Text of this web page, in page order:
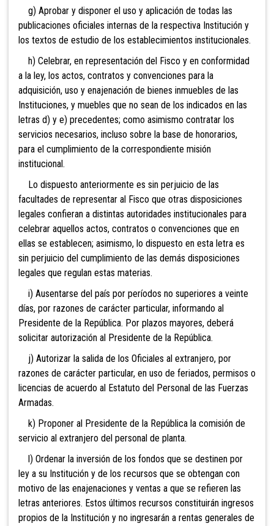
g) Aprobar y disponer el uso y aplicación de todas las
publicaciones oficiales internas de la respectiva Institución y
los textos de estudio de los establecimientos institucionales.
h) Celebrar, en representación del Fisco y en conformidad
a la ley, los actos, contratos y convenciones para la
adquisición, uso y enajenación de bienes inmuebles de las
Instituciones, y muebles que no sean de los indicados en las
letras d) y e) precedentes; como asimismo contratar los
servicios necesarios, incluso sobre la base de honorarios,
para el cumplimiento de la correspondiente misión
institucional.
Lo dispuesto anteriormente es sin perjuicio de las
facultades de representar al Fisco que otras disposiciones
legales confieran a distintas autoridades institucionales para
celebrar aquellos actos, contratos o convenciones que en
ellas se establecen; asimismo, lo dispuesto en esta letra es
sin perjuicio del cumplimiento de las demás disposiciones
legales que regulan estas materias.
i) Ausentarse del país por períodos no superiores a veinte
días, por razones de carácter particular, informando al
Presidente de la República. Por plazos mayores, deberá
solicitar autorización al Presidente de la República.
j) Autorizar la salida de los Oficiales al extranjero, por
razones de carácter particular, en uso de feriados, permisos o
licencias de acuerdo al Estatuto del Personal de las Fuerzas
Armadas.
k) Proponer al Presidente de la República la comisión de
servicio al extranjero del personal de planta.
l) Ordenar la inversión de los fondos que se destinen por
ley a su Institución y de los recursos que se obtengan con
motivo de las enajenaciones y ventas a que se refieren las
letras anteriores. Estos últimos recursos constituirán ingresos
propios de la Institución y no ingresarán a rentas generales de